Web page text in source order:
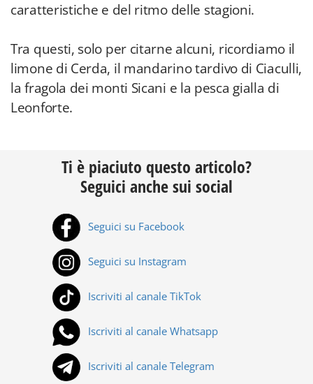
caratteristiche e del ritmo delle stagioni.
Tra questi, solo per citarne alcuni, ricordiamo il
limone di Cerda, il mandarino tardivo di Ciaculli,
la fragola dei monti Sicani e la pesca gialla di
Leonforte.
Ti è piaciuto questo articolo?
Seguici anche sui social
Seguici su Facebook
Seguici su Instagram
Iscriviti al canale TikTok
Iscriviti al canale Whatsapp
Iscriviti al canale Telegram